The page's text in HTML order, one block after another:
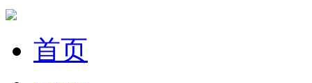
首页